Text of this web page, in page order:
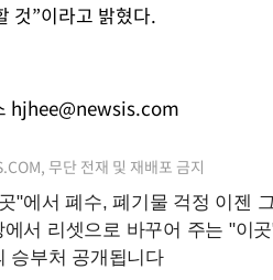
것”이라고 밝혔다.
hjhee@newsis.com
무단 전재 및 재배포 금지